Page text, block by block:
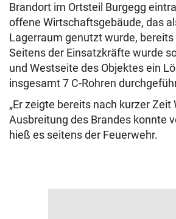
Brandort im Ortsteil Burgegg
offene Wirtschaftsgebäude, das
Lagerraum genutzt wurde, bereits
Seitens der Einsatzkräfte wurde
und Westseite des Objektes ein
insgesamt 7 C-Rohren
„Er zeigte bereits nach kurzer Zeit
Ausbreitung des Brandes konnte
hieß es seitens der Feuerwehr.